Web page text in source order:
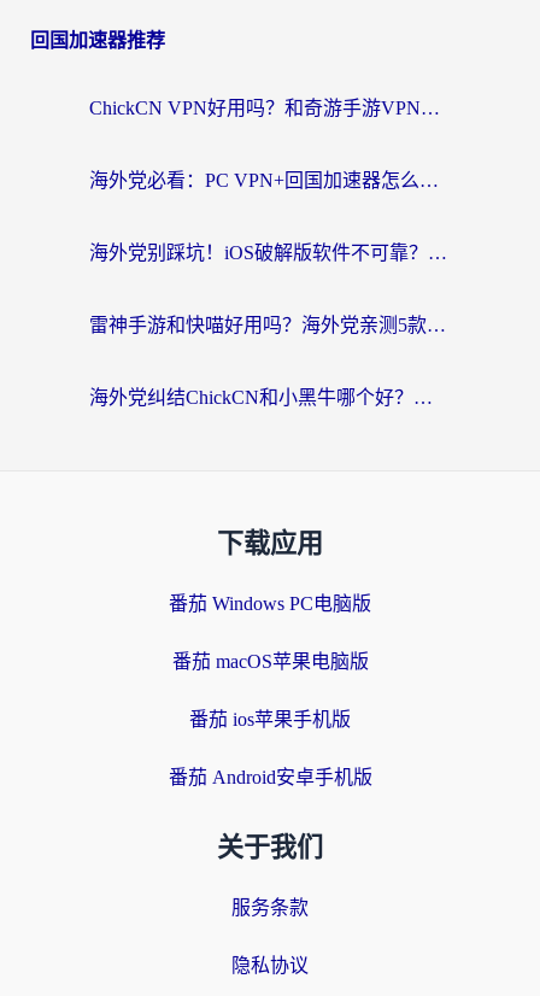
回国加速器推荐
ChickCN VPN好用吗？和奇游手游VPN对比哪个回国效果更好？海外党亲测实用指南
海外党必看：PC VPN+回国加速器怎么选？无缝访问国内资源全攻略
海外党别踩坑！iOS破解版软件不可靠？教你选对回国加速器无缝看国内资源
雷神手游和快喵好用吗？海外党亲测5款回国加速器，附斧牛Bling对比+微信视频号解决办法
海外党纠结ChickCN和小黑牛哪个好？一篇帮你选对回国加速器的实用指南
下载应用
番茄 Windows PC电脑版
番茄 macOS苹果电脑版
番茄 ios苹果手机版
番茄 Android安卓手机版
关于我们
服务条款
隐私协议